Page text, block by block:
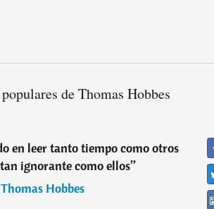
de Thomas Hobbes
en leer tanto tiempo como otros
ignorante como ellos”
Thomas Hobbes